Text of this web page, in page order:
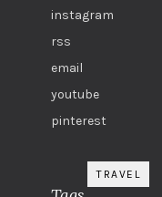
instagram
rss
email
youtube
pinterest
TRAVEL